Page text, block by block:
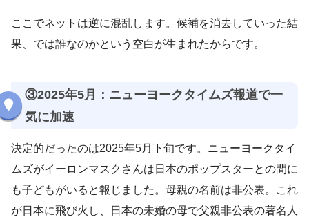
ここでネットは逆に混乱します。候補を消去していった結
果、では誰なのかという空白が生まれたからです。
③2025年5月：ニューヨークタイムズ報道で一
気に加速
決定的だったのは2025年5月下旬です。ニューヨークタイ
ムズがイーロンマスクさんは日本のポップスターとの間に
も子どもがいると報じました。母親の名前は非公表。これ
が日本に飛び火し、日本の未婚の母で父親非公表の著名人